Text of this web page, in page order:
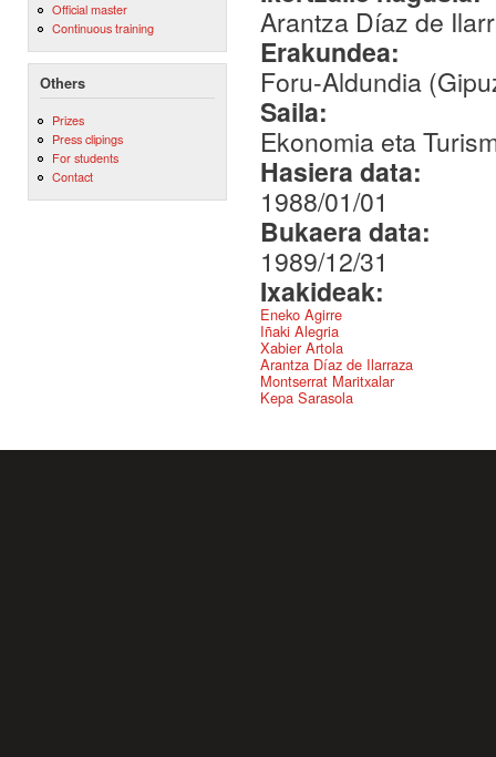
Official master
Continuous training
Others
Prizes
Press clipings
For students
Contact
Arantza Díaz de
Erakundea:
Foru-Aldundia
Saila:
Ekonomia eta
Hasiera data:
1988/01/01
Bukaera data:
1989/12/31
Ixakideak:
Eneko Agirre
Iñaki Alegria
Xabier Artola
Arantza Díaz de Ilarraza
Montserrat Maritxalar
Kepa Sarasola